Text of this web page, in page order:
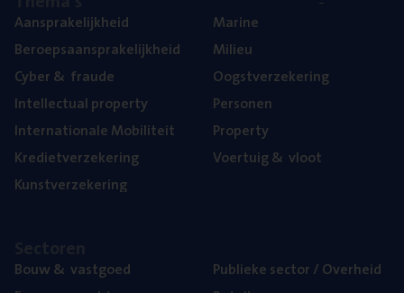
Aan­spra­ke­lijk­heid
Beroeps­aan­spra­ke­lijk­heid
Cyber& fraude
Intel­lec­tu­al property
Inter­na­ti­o­na­le Mobiliteit
Kre­diet­ver­ze­ke­ring
Kunst­ver­ze­ke­ring
Mari­ne
Mili­eu
Oogst­ver­ze­ke­ring
Per­so­nen
Pro­per­ty
Voer­tuig& vloot
Bouw& vastgoed
Publie­ke sec­tor / Overheid